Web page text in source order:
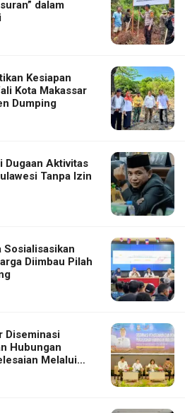
dalam
Kesiapan
Kota Makassar
Dumping
Dugaan Aktivitas
Tanpa Izin
Sosialisasikan
Diimbau Pilah
Diseminasi
Hubungan
Melalui